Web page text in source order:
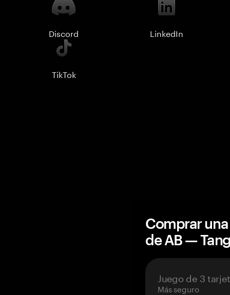
Discord LinkedIn
TikTok
Comprar
de AB —
Juego de 3
Más seguro